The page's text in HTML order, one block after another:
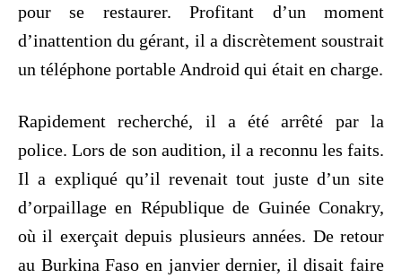
pour se restaurer. Profitant d’un moment
d’inattention du gérant, il a discrètement soustrait
un téléphone portable Android qui était en charge.
Rapidement recherché, il a été arrêté par la
police. Lors de son audition, il a reconnu les faits.
Il a expliqué qu’il revenait tout juste d’un site
d’orpaillage en République de Guinée Conakry,
où il exerçait depuis plusieurs années. De retour
au Burkina Faso en janvier dernier, il disait faire